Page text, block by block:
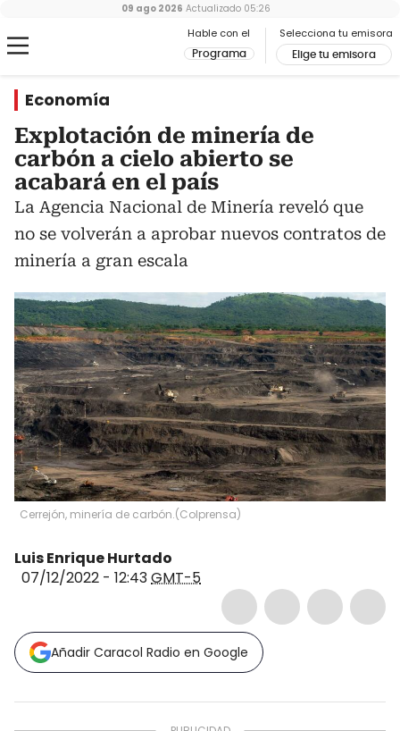
Hable con el
Programa
Selecciona tu emisora
Elige tu emisora
09 ago 2026 Actualizado 05:26
Economía
Explotación de minería de
carbón a cielo abierto se
acabará en el país
La Agencia Nacional de Minería reveló que
no se volverán a aprobar nuevos contratos de
minería a gran escala
Cerrejón, minería de carbón.(Colprensa)
Luis Enrique Hurtado
07/12/2022 - 12:43GMT-5
Añadir Caracol Radio en Google